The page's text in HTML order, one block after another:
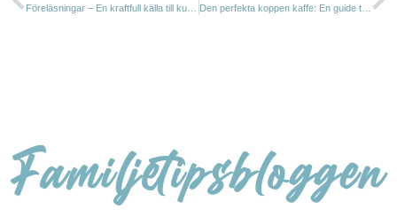
Den perfekta koppen kaffe: En guide till att välja rätt kaffebryggare för ditt hem